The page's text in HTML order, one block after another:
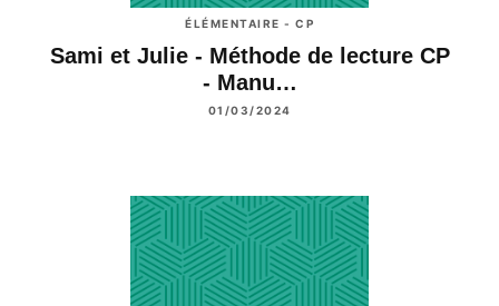
ÉLÉMENTAIRE - CP
Sami et Julie - Méthode de lecture CP
- Manu…
01/03/2024